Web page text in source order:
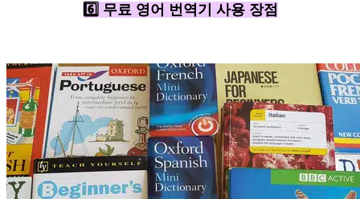
6️⃣ 무료 영어 번역기 사용 장점